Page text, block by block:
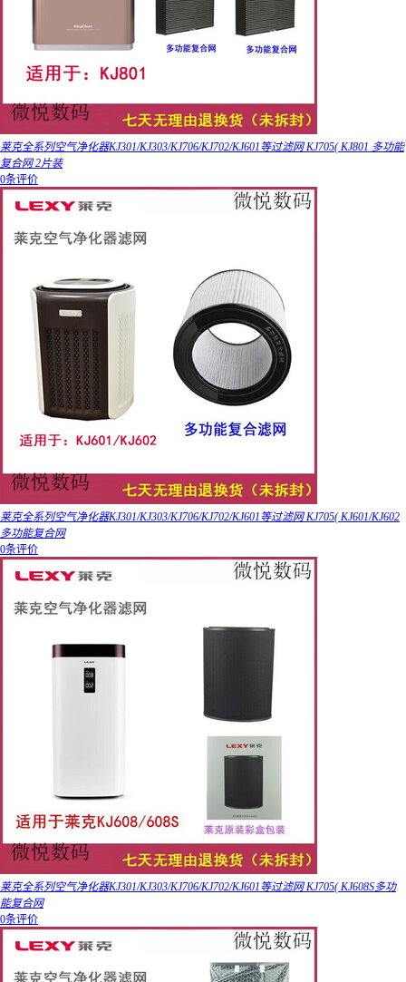
莱克全系列空气净化器KJ301/KJ303/KJ706/KJ702/KJ601等过滤网 KJ705( KJ801 多功能
复合网 2片装
0条评价
莱克全系列空气净化器KJ301/KJ303/KJ706/KJ702/KJ601等过滤网 KJ705( KJ601/KJ602
多功能复合网
0条评价
莱克全系列空气净化器KJ301/KJ303/KJ706/KJ702/KJ601等过滤网 KJ705( KJ608S多功
能复合网
0条评价